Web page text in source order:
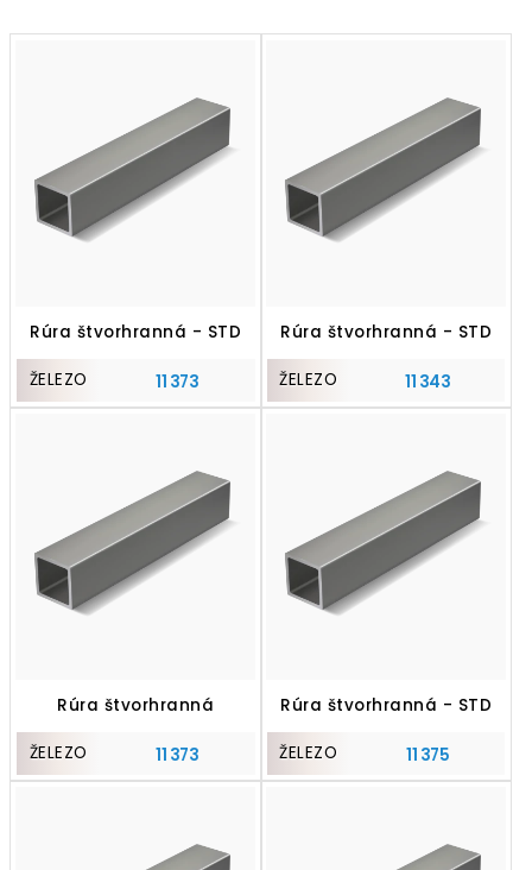
Rúra štvorhranná - STD
ŽELEZO 11 373
Rúra štvorhranná - STD
ŽELEZO 11 343
Rúra štvorhranná
ŽELEZO 11 373
Rúra štvorhranná - STD
ŽELEZO 11 375